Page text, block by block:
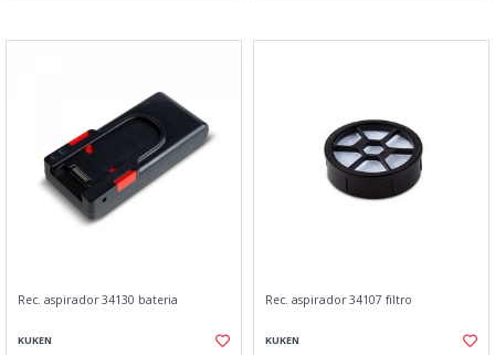
Rec. aspirador 34130 bateria
KUKEN
Rec. aspirador 34107 filtro
KUKEN